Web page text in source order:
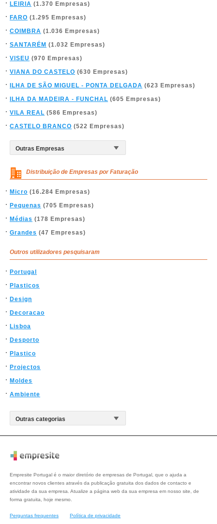
LEIRIA (1.370 Empresas)
FARO (1.295 Empresas)
COIMBRA (1.036 Empresas)
SANTARÉM (1.032 Empresas)
VISEU (970 Empresas)
VIANA DO CASTELO (630 Empresas)
ILHA DE SÃO MIGUEL - PONTA DELGADA (623 Empresas)
ILHA DA MADEIRA - FUNCHAL (605 Empresas)
VILA REAL (586 Empresas)
CASTELO BRANCO (522 Empresas)
Distribuição de Empresas por Faturação
Micro (16.284 Empresas)
Pequenas (705 Empresas)
Médias (178 Empresas)
Grandes (47 Empresas)
Outros utilizadores pesquisaram
Portugal
Plasticos
Design
Decoracao
Lisboa
Desporto
Plastico
Projectos
Moldes
Ambiente
Empresite Portugal é o maior diretório de empresas de Portugal, que o ajuda a
encontrar novos clientes através da publicação gratuita dos dados de contacto e
atividade da sua empresa. Atualize a página web da sua empresa em nosso site, de
forma gratuita, hoje mesmo.
Perguntas frequentes Política de privacidade